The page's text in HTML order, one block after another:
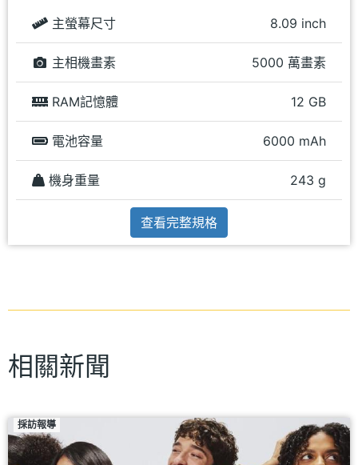
主螢幕尺寸 8.09 inch
主相機畫素 5000 萬畫素
RAM記憶體 12 GB
電池容量 6000 mAh
機身重量 243 g
查看完整規格
相關新聞
採訪報導